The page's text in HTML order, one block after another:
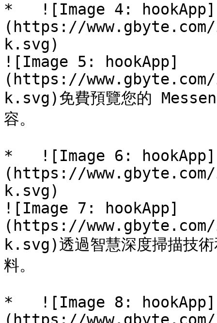
*   ![Image 4: hookApp]
(https://www.gbyte.com/
k.svg)
![Image 5: hookApp]
(https://www.gbyte.com/
k.svg)免費預覽您的
容。
*   ![Image 6: hookApp]
(https://www.gbyte.com/
k.svg)
![Image 7: hookApp]
(https://www.gbyte.com/
k.svg)透過智慧深度掃描技
料。
*   ![Image 8: hookApp]